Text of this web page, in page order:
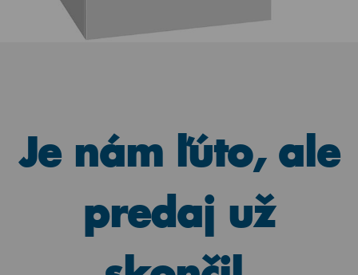
Je nám ľúto, ale
predaj už